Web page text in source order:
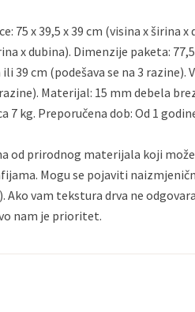
75 x 39,5 x 39 cm (visina x širina x
x dubina). Dimenzije paketa: 77,5
39 cm (podešava se na 3 razine).
Materijal: 15 mm debela
7 kg. Preporučena dob: Od 1
od prirodnog materijala koji
Mogu se pojaviti
Ako vam tekstura drva ne
nam je prioritet.